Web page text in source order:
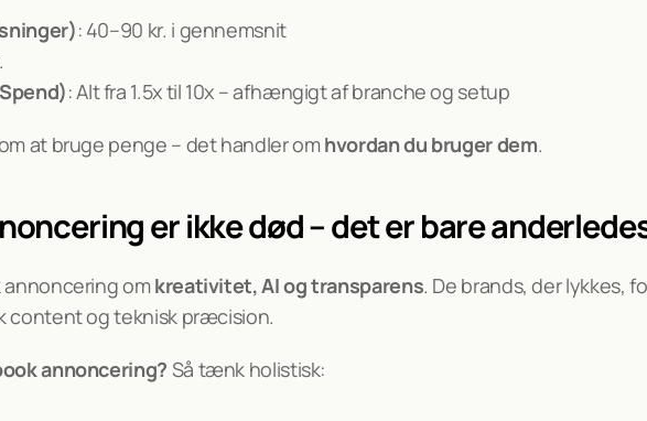
: 40–90 kr. i gennemsnit
: Alt fra 1.5x til 10x – afhængigt af branche og setup
at bruge penge – det handler om hvordan du bruger dem.
er ikke død – det er bare
annoncering om kreativitet, AI og transparens. De brands, der lykkes,
content og teknisk præcision.
annoncering? Så tænk holistisk: